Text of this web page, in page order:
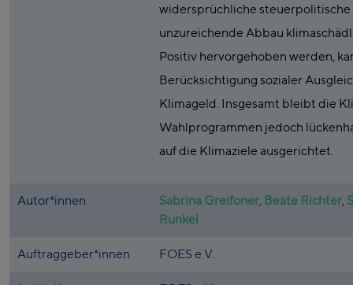
widersprüchliche steuerpolitische
unzureichende Abbau
Positiv hervorgehoben werden,
Berücksichtigung sozialer
Klimageld. Insgesamt bleibt die
Wahlprogrammen jedoch
auf die Klimaziele ausgerichtet.
Autor*innen Sabrina Greifoner, Beate Richter,
Runkel
Auftraggeber*innen FOES e.V.